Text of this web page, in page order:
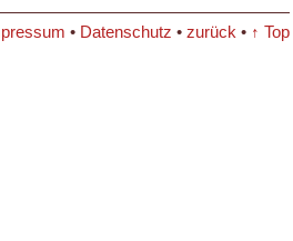
• Datenschutz • zurück • ↑ Top